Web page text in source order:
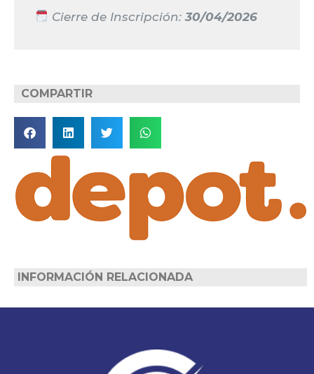
Cierre de Inscripción:30/04/2026
COMPARTIR
INFORMACIÓN RELACIONADA